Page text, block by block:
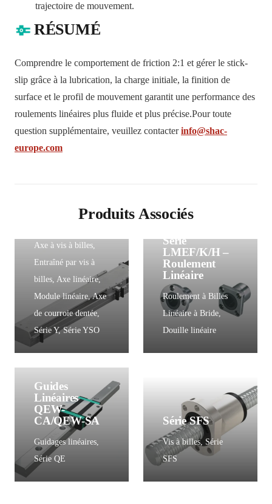
trajectoire de mouvement.
RÉSUMÉ
Comprendre le comportement de friction 2:1 et gérer le stick-
slip grâce à la lubrication, la charge initiale, la finition de
surface et le profil de mouvement garantit une performance des
roulements linéaires plus fluide et plus précise.Pour toute
question supplémentaire, veuillez contacterinfo@shac-
europe.com
Produits Associés
Axe à vis à billes
Entraîné par vis à
billes Axe linéaire,
Module linéaire,Axe
de courroie dentée
Série Y,Série YSO
Série
LMEF/K/H –
Roulement
Linéaire
Roulement à Billes
Linéaire à Bride
Douille linéaire
Guides
Linéaires
QEW-
CA/QEW-SA
Guidages linéaires
Série QE
Série SFS
Vis à billes, Série
SFS